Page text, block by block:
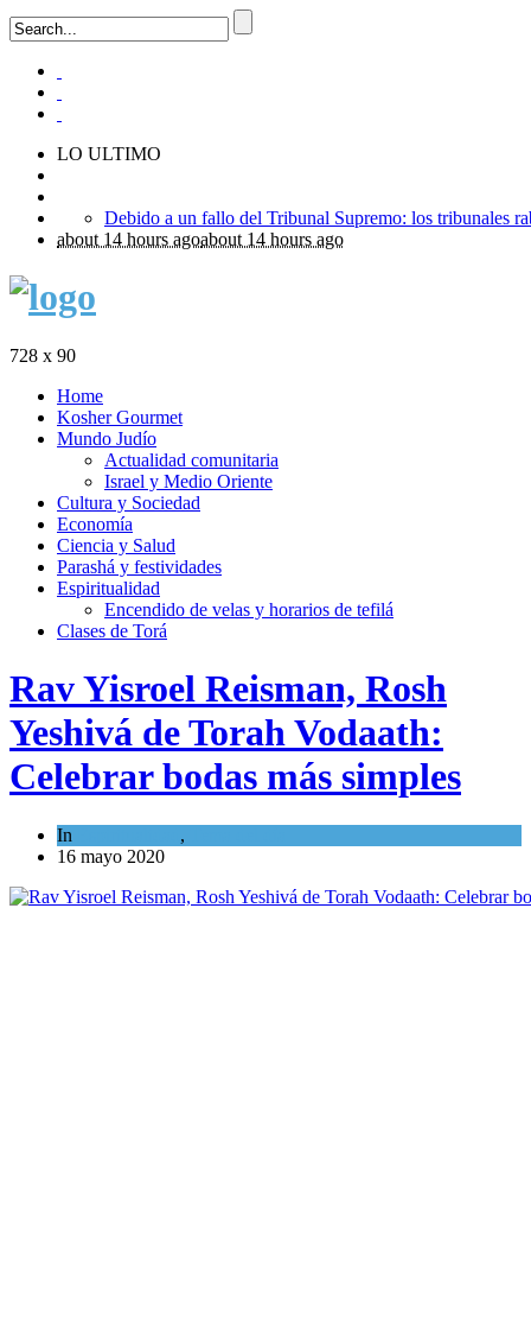
LO ULTIMO
about 14 hours agoabout 14 hours ago
728 x 90
Home
Kosher Gourmet
Mundo Judío
Actualidad comunitaria
Israel y Medio Oriente
Cultura y Sociedad
Economía
Ciencia y Salud
Parashá y festividades
Espiritualidad
Encendido de velas y horarios de tefilá
Clases de Torá
Rav Yisroel Reisman, Rosh
Yeshivá de Torah Vodaath:
Celebrar bodas más simples
In ,
16 mayo 2020